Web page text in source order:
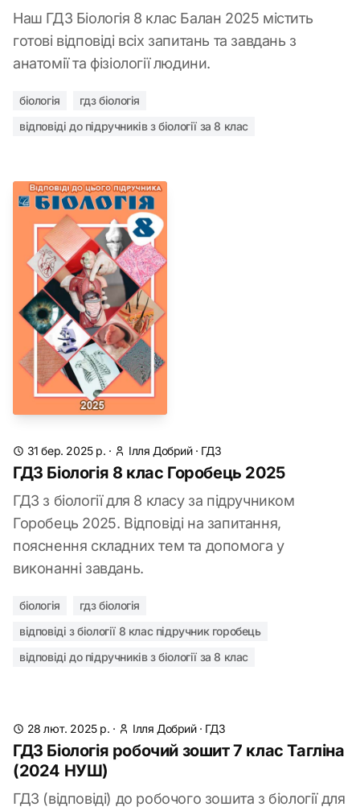
Наш ГДЗ Біологія 8 клас Балан 2025 містить
готові відповіді всіх запитань та завдань з
анатомії та фізіології людини.
біологія
гдз біологія
відповіді до підручників з біології за 8 клас
31 бер. 2025 р. · Ілля Добрий· ГДЗ
ГДЗ Біологія 8 клас Горобець 2025
ГДЗ з біології для 8 класу за підручником
Горобець 2025. Відповіді на запитання,
пояснення складних тем та допомога у
виконанні завдань.
біологія
гдз біологія
відповіді з біології 8 клас підручник горобець
відповіді до підручників з біології за 8 клас
28 лют. 2025 р. · Ілля Добрий· ГДЗ
ГДЗ Біологія робочий зошит 7 клас Тагліна
(2024 НУШ)
ГДЗ (відповіді) до робочого зошита з біології для